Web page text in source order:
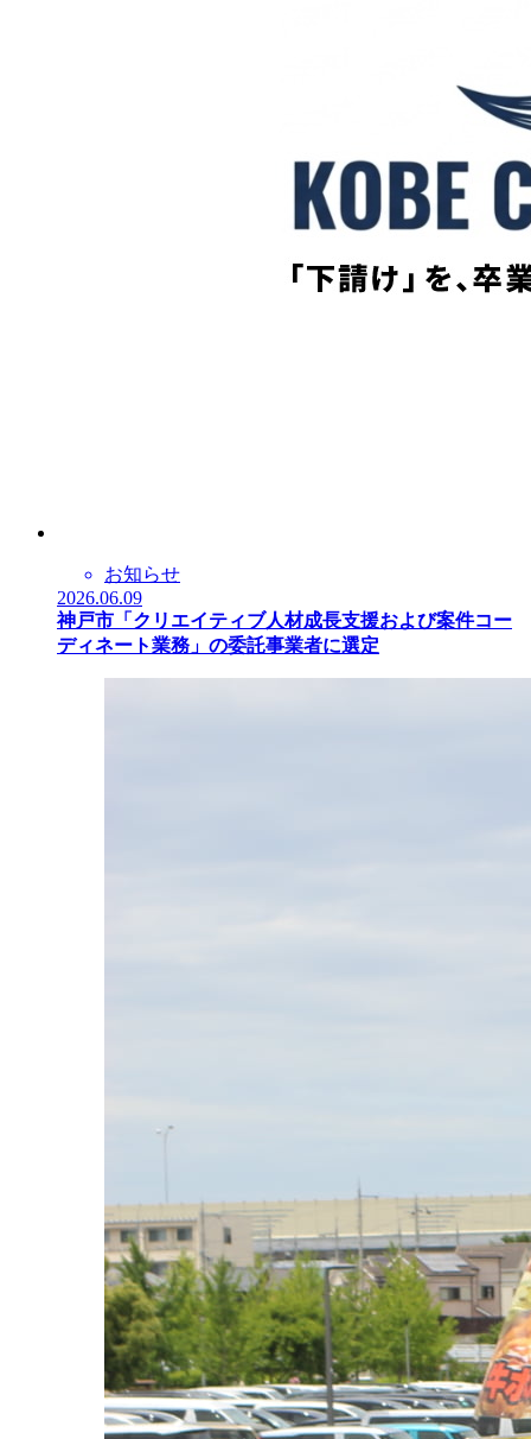
お知らせ
2026.06.09
神戸市「クリエイティブ人材成長支援および案件コー
ディネート業務」の委託事業者に選定